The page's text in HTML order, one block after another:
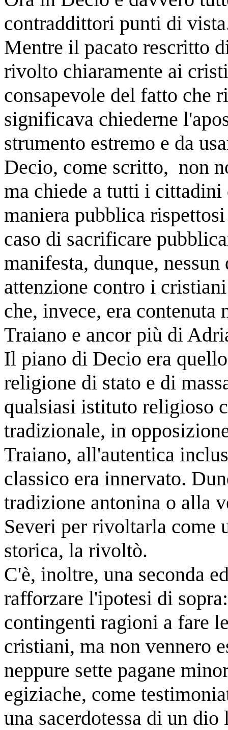
contraddittori punti di
Mentre il pacato rescritto
rivolto chiaramente ai
consapevole del fatto che
significava chiederne
strumento estremo e da
Decio, come scritto, non
ma chiede a tutti i
maniera pubblica
caso di sacrificare
manifesta, dunque,
attenzione contro i
che, invece, era
Traiano e ancor più di
Il piano di Decio era
religione di stato e di
qualsiasi istituto religioso
tradizionale, in
Traiano, all'autentica
classico era innervato.
tradizione antonina o alla
Severi per rivoltarla come
storica, la rivoltò.
C'è, inoltre, una seconda
rafforzare l'ipotesi di
contingenti ragioni a fare
cristiani, ma non vennero
neppure sette pagane
egiziache, come
una sacerdotessa di un dio